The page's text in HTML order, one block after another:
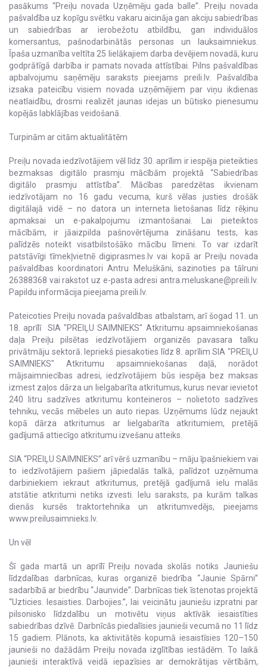
pasākums “Preiļu novada Uzņēmēju gada balle”. Preiļu novada
pašvaldība uz kopīgu svētku vakaru aicināja gan akciju sabiedrības
un sabiedrības ar ierobežotu atbildību, gan individuālos
komersantus, pašnodarbinātās personas un lauksaimniekus.
Īpaša uzmanība veltīta 25 lielākajiem darba devējiem novadā, kuru
godprātīgā darbība ir pamats novada attīstībai. Pilns pašvaldības
apbalvojumu saņēmēju saraksts pieejams preili.lv. Pašvaldība
izsaka pateicību visiem novada uzņēmējiem par viņu ikdienas
neatlaidību, drosmi realizēt jaunas idejas un būtisko pienesumu
kopējās labklājības veidošanā.
Turpinām ar citām aktualitātēm
Preiļu novada iedzīvotājiem vēl līdz 30. aprīlim ir iespēja pieteikties
bezmaksas digitālo prasmju mācībām projektā “Sabiedrības
digitālo prasmju attīstība”. Mācības paredzētas ikvienam
iedzīvotājam no 16 gadu vecuma, kurš vēlas justies drošāk
digitālajā vidē – no datora un interneta lietošanas līdz rēķinu
apmaksai un e-pakalpojumu izmantošanai. Lai pieteiktos
mācībām, ir jāaizpilda pašnovērtējuma zināšanu tests, kas
palīdzēs noteikt visatbilstošāko mācību līmeni. To var izdarīt
patstāvīgi tīmekļvietnē digiprasmes.lv vai kopā ar Preiļu novada
pašvaldības koordinatori Antru Meluškāni, sazinoties pa tālruni
26388368 vai rakstot uz e-pasta adresi antra.meluskane@preili.lv.
Papildu informācija pieejama preili.lv.
Pateicoties Preiļu novada pašvaldības atbalstam, arī šogad 11. un
18. aprīlī SIA "PREIĻU SAIMNIEKS" Atkritumu apsaimniekošanas
daļa Preiļu pilsētas iedzīvotājiem organizēs pavasara talku
privātmāju sektorā. Iepriekš piesakoties līdz 8. aprīlim SIA "PREIĻU
SAIMNIEKS" Atkritumu apsaimniekošanas daļā, norādot
mājsaimniecības adresi, iedzīvotājiem būs iespēja bez maksas
izmest zaļos dārza un lielgabarīta atkritumus, kurus nevar ievietot
240 litru sadzīves atkritumu konteineros – nolietoto sadzīves
tehniku, vecās mēbeles un auto riepas. Uzņēmums lūdz nejaukt
kopā dārza atkritumus ar lielgabarīta atkritumiem, pretējā
gadījumā attiecīgo atkritumu izvešanu atteiks.
SIA “PREIĻU SAIMNIEKS” arī vērš uzmanību – māju īpašniekiem vai
to iedzīvotājiem pašiem jāpiedalās talkā, palīdzot uzņēmuma
darbiniekiem iekraut atkritumus, pretējā gadījumā ielu malās
atstātie atkritumi netiks izvesti. Ielu saraksts, pa kurām talkas
dienās kursēs traktortehnika un atkritumvedējs, pieejams
www.preilusaimnieks.lv.
Un vēl
Šī gada martā un aprīlī Preiļu novada skolās notiks Jauniešu
līdzdalības darbnīcas, kuras organizē biedrība “Jaunie Spārni”
sadarbībā ar biedrību “Jaunvide”. Darbnīcas tiek īstenotas projektā
“Uzticies. Iesaisties. Darbojies.”, lai veicinātu jauniešu izpratni par
pilsonisko līdzdalību un motivētu viņus aktīvāk iesaistīties
sabiedrības dzīvē. Darbnīcās piedalīsies jaunieši vecumā no 11 līdz
15 gadiem. Plānots, ka aktivitātēs kopumā iesaistīsies 120–150
jaunieši no dažādām Preiļu novada izglītības iestādēm. To laikā
jaunieši interaktīvā veidā iepazīsies ar demokrātijas vērtībām,